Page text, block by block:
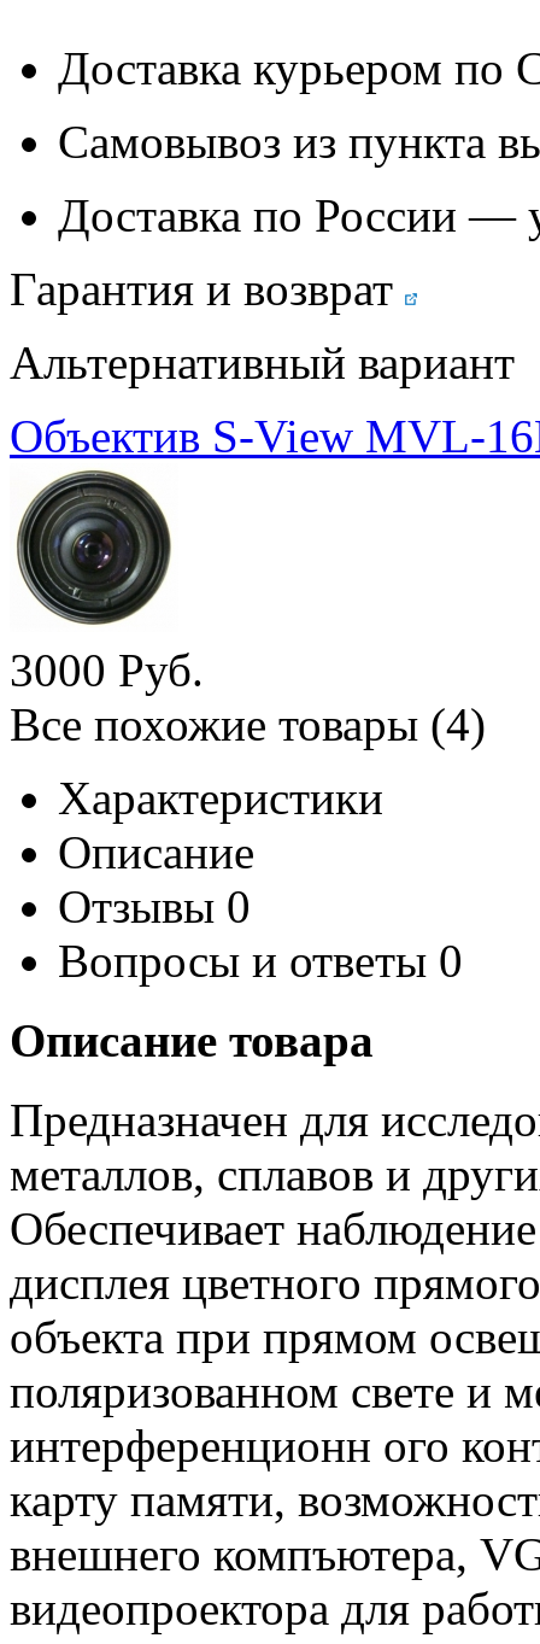
Доставка курьером
Самовывоз из пункта
Доставка по России —
Гарантия и возврат
Альтернативный вариант
Объектив S-View MVL-
3000 Руб.
Все похожие товары (4)
Характеристики
Описание
Отзывы 0
Вопросы и ответы 0
Описание товара
Предназначен для
металлов, сплавов и
Обеспечивает
дисплея цветного
объекта при прямом
поляризованном свете и
интерференционн ого
карту памяти,
внешнего компъютера,
видеопроектора для